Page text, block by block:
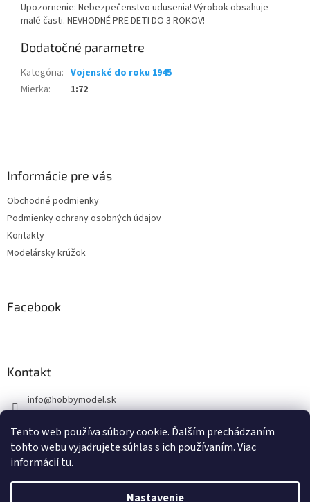
Tento web používa súbory cookie. Ďalším prechádzaním
tohto webu vyjadrujete súhlas s ich používaním. Viac
informáciítu.
Nastavenie
Upozornenie: Nebezpečenstvo udusenia! Výrobok obsahuje
malé časti. NEVHODNÉ PRE DETI DO 3 ROKOV!
Dodatočné parametre
Kategória: Vojenské do roku 1945
Mierka: 1:72
Informácie pre vás
Obchodné podmienky
Podmienky ochrany osobných údajov
Kontakty
Modelársky krúžok
Facebook
Kontakt
info@hobbymodel.sk
https://www.facebook.com/skhobbymodel